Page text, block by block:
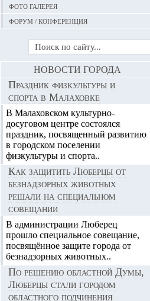
Фото галерея
Форум / конференция
НОВОСТИ ГОРОДА
Праздник физкультуры и
спорта в Малаховке
В Малаховском культурно-
досуговом центре состоялся
праздник, посвященный развитию
в городском поселении
физкультуры и спорта..
Как защитить Люберцы от
безнадзорных животных
решали на специальном
совещании
В администрации Люберец
прошло специальное совещание,
посвящённое защите города от
безнадзорных животных..
По решению областной Думы,
Люберцы стали городом
областного подчинения